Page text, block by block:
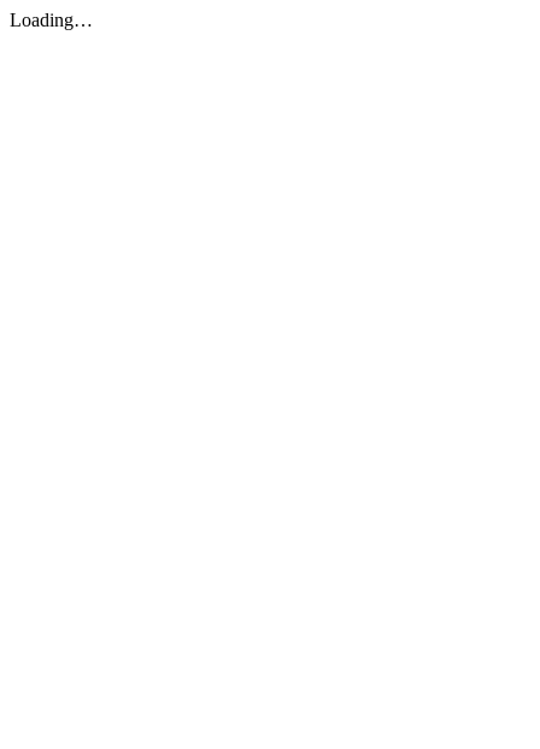
Loading…